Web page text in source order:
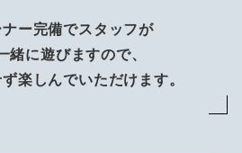
ー完備でスタッフが
緒に遊びますので、
楽しんでいただけます。